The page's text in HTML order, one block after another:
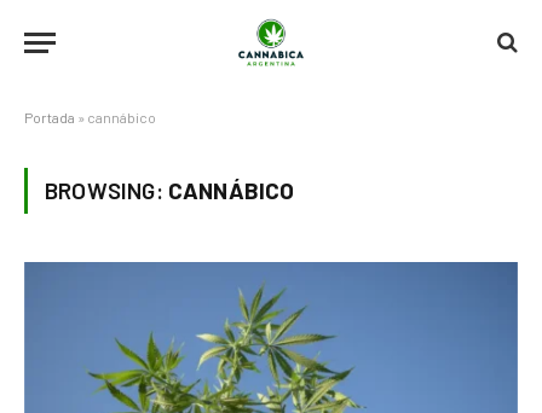
Portada » cannábico
BROWSING: CANNÁBICO